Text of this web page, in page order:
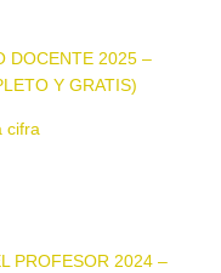
DOCENTE 2025 –
Y GRATIS)
cifra
PROFESOR 2024 –